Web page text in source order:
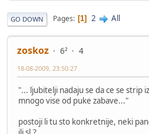
GO DOWN Pages 1 2 All
zoskoz 6² 4
18-08-2009, 23:50:27
"... ljubitelji nadaju se da ce se strip
mnogo vise od puke zabave..."
postoji li tu sto konkretnije, neki